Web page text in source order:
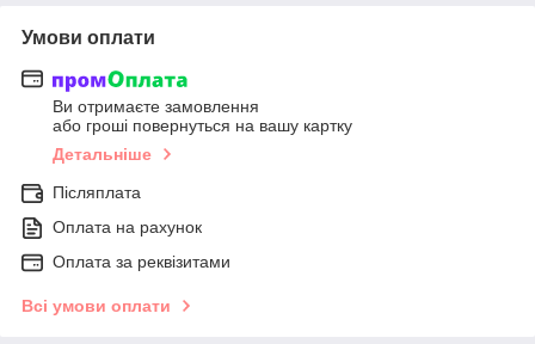
Умови оплати
Ви отримаєте замовлення
або гроші повернуться на вашу картку
Детальніше
Післяплата
Оплата на рахунок
Оплата за реквізитами
Всі умови оплати